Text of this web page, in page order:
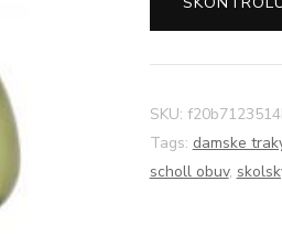
SKU:
Tags: damske
scholl obuv,